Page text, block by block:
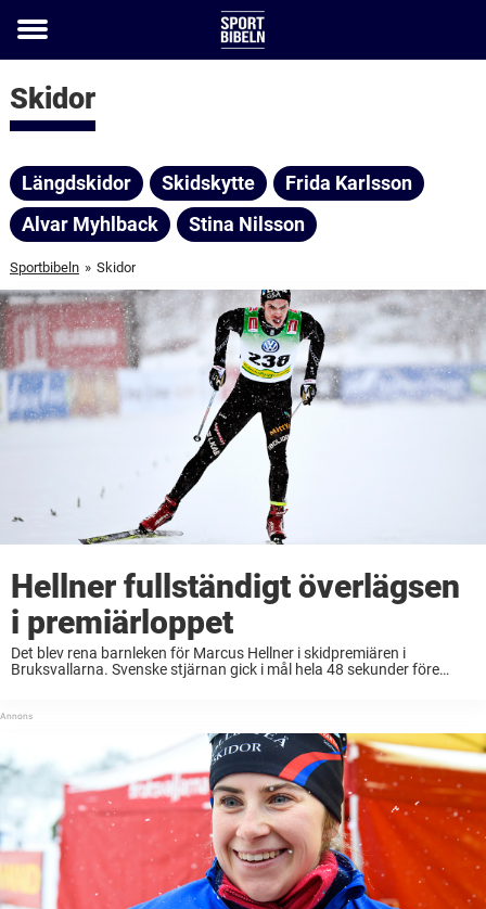
Toggle
Skidor
Längdskidor Skidskytte
Frida Karlsson
Alvar Myhlback
Stina Nilsson
Sportbibeln » Skidor
Hellner fullständigt överlägsen
i premiärloppet
Det blev rena barnleken för Marcus Hellner i skidpremiären i
Bruksvallarna. Svenske stjärnan gick i mål hela 48 sekunder före